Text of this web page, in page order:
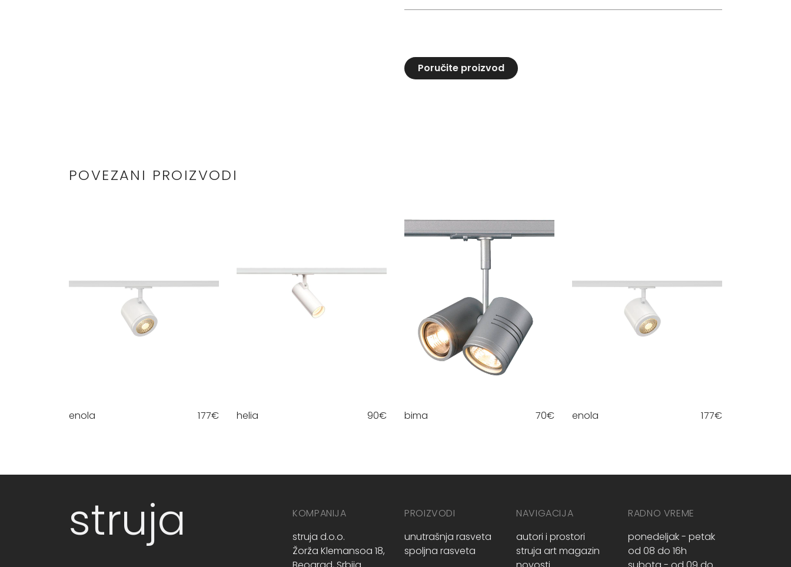
Poručite proizvod
POVEZANI PROIZVODI
enola 177€ helia 90€ bima 70€ enola 177€
struja
KOMPANIJA
struja d.o.o.
Žorža Klemansoa 18,
PROIZVODI
unutrašnja rasveta
spoljna rasveta
NAVIGACIJA
autori i prostori
struja art magazin
RADNO VREME
ponedeljak - petak
od 08 do 16h